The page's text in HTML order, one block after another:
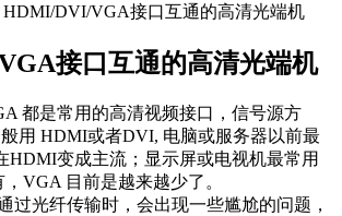
HDMI/DVI/VGA接口互通的高清光端机
接口互通的高清光端机
是常用的高清视频接口，信号源方
用 HDMI或者DVI, 电脑或服务器以前最
HDMI变成主流；显示屏或电视机最常用
VGA 目前是越来越少了。
光纤传输时，会出现一些尴尬的问题，